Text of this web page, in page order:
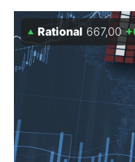
BO-Musterdepots
Experten
Mein Konto
Rational 667,00